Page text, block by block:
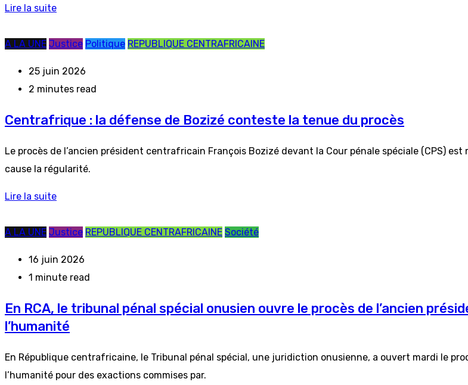
Lire la suite
A LA UNE Justice Politique REPUBLIQUE CENTRAFRICAINE
25 juin 2026
2 minutes read
Centrafrique : la défense de Bozizé conteste la tenue du procès
Le procès de l’ancien président centrafricain François Bozizé devant la Cour pénale spéciale (CPS)
cause la régularité.
Lire la suite
A LA UNE Justice REPUBLIQUE CENTRAFRICAINE Société
16 juin 2026
1 minute read
En RCA, le tribunal pénal spécial onusien ouvre le procès de l’ancien
l’humanité
En République centrafricaine, le Tribunal pénal spécial, une juridiction onusienne, a ouvert mardi le
l’humanité pour des exactions commises par.